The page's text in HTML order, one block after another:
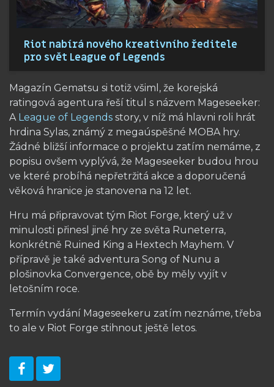
Riot nabírá nového kreativního ředitele
pro svět League of Legends
Magazín Gematsu si totiž všiml, že korejská
ratingová agentura řeší titul s názvem Mageseeker:
A League of Legends story, v níž má hlavni roli hrát
hrdina Sylas, známý z megaúspěšné MOBA hry.
Žádné bližší informace o projektu zatím nemáme, z
popisu ovšem vyplývá, že Mageseeker budou hrou
ve které probíhá nepřetržitá akce a doporučená
věková hranice je stanovena na 12 let.
Hru má připravovat tým Riot Forge, který už v
minulosti přinesl jiné hry ze světa Runeterra,
konkrétně Ruined King a Hextech Mayhem. V
přípravě je také adventura Song of Nunu a
plošinovka Convergence, obě by měly vyjít v
letošním roce.
Termín vydání Mageseekeru zatím neznáme, třeba
to ale v Riot Forge stihnout ještě letos.